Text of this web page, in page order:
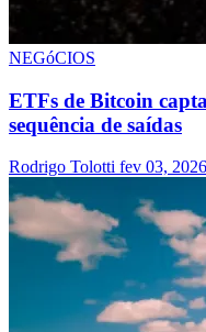
NEGóCIOS
ETFs de Bitcoin
sequência de saídas
Rodrigo Tolotti fev 03, 2026